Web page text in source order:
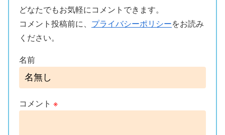
どなたでもお気軽にコメントできます。
コメント投稿前に、 プライバシーポリシーをお読み
ください。
名前
コメント ※